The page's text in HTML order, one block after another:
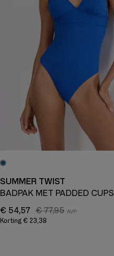
SUMMER TWIST
BADPAK MET PADDED CUPS
€ 54,57
€ 77,95
Korting € 23,38